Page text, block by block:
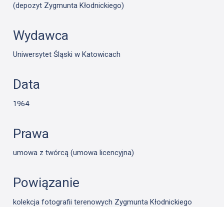
(depozyt Zygmunta Kłodnickiego)
Wydawca
Uniwersytet Śląski w Katowicach
Data
1964
Prawa
umowa z twórcą (umowa licencyjna)
Powiązanie
kolekcja fotografii terenowych Zygmunta Kłodnickiego